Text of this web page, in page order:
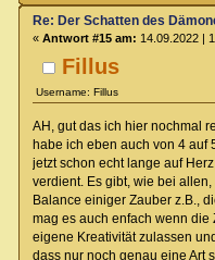
Fillus
Username: Fillus
Re: Der Schatten des
« Antwort #15 am: 14.09.2022 |
AH, gut das ich hier nochmal
habe ich eben auch von 4 auf
jetzt schon echt lange auf
verdient. Es gibt, wie bei
Balance einiger Zauber z.B.,
mag es auch enfach wenn
eigene Kreativität zulassen
dass nur noch genau eine Art